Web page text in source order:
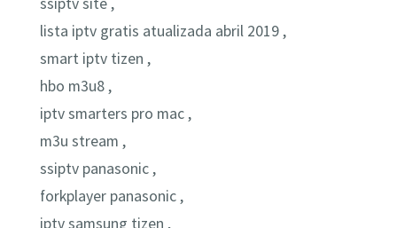
lista iptv gratis atualizada abril 2019 ,
smart iptv tizen ,
hbo m3u8 ,
iptv smarters pro mac ,
m3u stream ,
ssiptv panasonic ,
forkplayer panasonic ,
iptv samsung tizen ,